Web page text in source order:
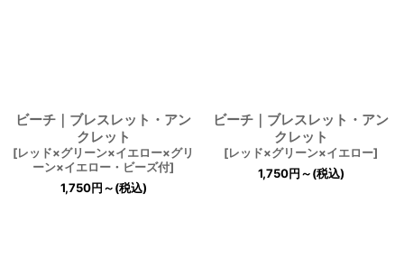
ビーチ｜ブレスレット・アン
クレット
[レッド×グリーン×イエロー×グリ
ーン×イエロー・ビーズ付]
1,750円～(税込)
ビーチ｜ブレスレット・アン
クレット
[レッド×グリーン×イエロー]
1,750円～(税込)